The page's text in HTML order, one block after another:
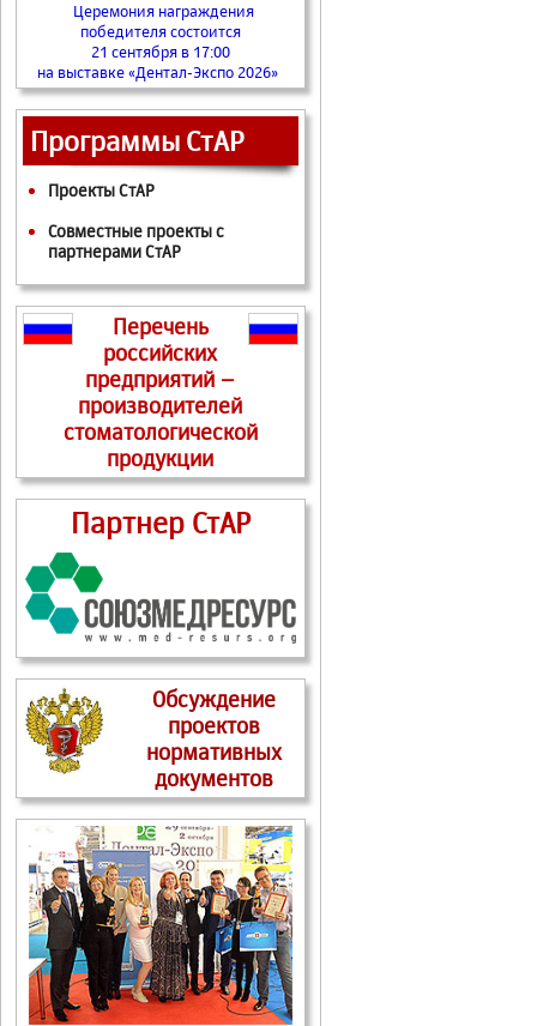
Церемония награждения
победителя состоится
21 сентября в 17:00
на выставке «Дентал-Экспо 2026»
Программы СтАР
Проекты СтАР
Совместные проекты с
партнерами СтАР
Перечень
российских
предприятий –
производителей
стоматологической
продукции
Партнер СтАР
Обсуждение
проектов
нормативных
документов